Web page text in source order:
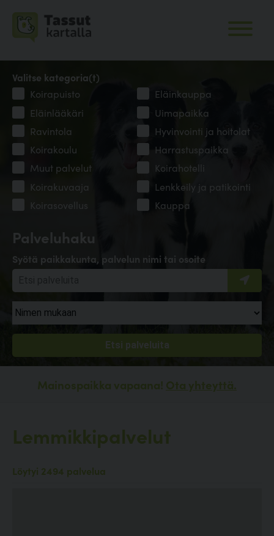
Palveluhaku
Syötä paikkakunta, palvelun nimi tai osoite
Valitse kategoria(t)
Koirapuisto
Eläinkauppa
Eläinlääkäri
Uimapaikka
Ravintola
Hyvinvointi ja hoitolat
Koirakoulu
Harrastuspaikka
Muut palvelut
Koirahotelli
Koirakuvaaja
Lenkkeily ja patikointi
Koirasovellus
Kauppa
Mainospaikka vapaana! Ota yhteyttä.
Lemmikkipalvelut
Löytyi 2494 palvelua